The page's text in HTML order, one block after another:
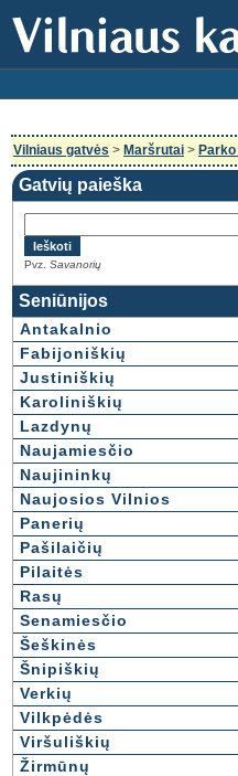
Vilniaus gatvės > Maršrutai > Parko
Gatvių paieška
Pvz. Savanorių
Seniūnijos
Antakalnio
Fabijoniškių
Justiniškių
Karoliniškių
Lazdynų
Naujamiesčio
Naujininkų
Naujosios Vilnios
Panerių
Pašilaičių
Pilaitės
Rasų
Senamiesčio
Šeškinės
Šnipiškių
Verkių
Vilkpėdės
Viršuliškių
Žirmūnų